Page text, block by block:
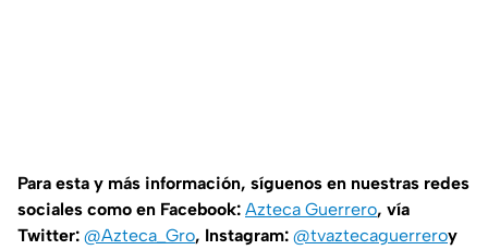
Para esta y más información, síguenos en nuestras redes
sociales como en Facebook: Azteca Guerrero, vía
Twitter: @Azteca_Gro, Instagram: @tvaztecaguerreroy